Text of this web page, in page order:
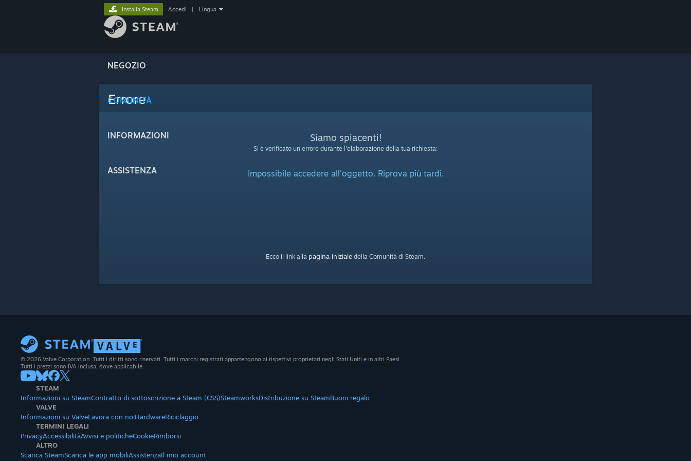
NEGOZIO
COMUNITÀ
INFORMAZIONI
ASSISTENZA
Installa Steam Accedi Lingua
Errore
Siamo spiacenti!
Si è verificato un errore durante l'elaborazione della tua richiesta:
Impossibile accedere all'oggetto. Riprova più tardi.
Ecco il link alla pagina iniziale della Comunità di Steam.
© 2026 Valve Corporation. Tutti i diritti sono riservati. Tutti i marchi registrati appartengono ai rispettivi proprietari negli Stati Uniti e in altri Paesi.
Tutti i prezzi sono IVA inclusa, dove applicabile.
STEAM
Informazioni su SteamContratto di sottoscrizione a Steam (CSS)SteamworksDistribuzione su SteamBuoni regalo
VALVE
Informazioni su ValveLavora con noiHardwareRiciclaggio
TERMINI LEGALI
PrivacyAccessibilitàAvvisi e politicheCookieRimborsi
ALTRO
Scarica SteamScarica le app mobiliAssistenzaIl mio account